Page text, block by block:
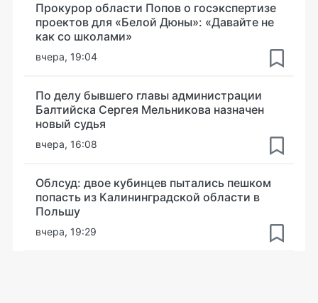
Прокурор области Попов о госэкспертизе
проектов для «Белой Дюны»: «Давайте не
как со школами»
вчера, 19:04
По делу бывшего главы администрации
Балтийска Сергея Мельникова назначен
новый судья
вчера, 16:08
Облсуд: двое кубинцев пытались пешком
попасть из Калининградской области в
Польшу
вчера, 19:29